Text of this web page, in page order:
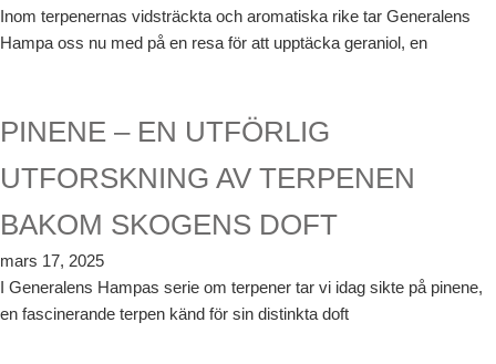
Inom terpenernas vidsträckta och aromatiska rike tar Generalens
Hampa oss nu med på en resa för att upptäcka geraniol, en
PINENE – EN UTFÖRLIG
UTFORSKNING AV TERPENEN
BAKOM SKOGENS DOFT
mars 17, 2025
I Generalens Hampas serie om terpener tar vi idag sikte på pinene,
en fascinerande terpen känd för sin distinkta doft